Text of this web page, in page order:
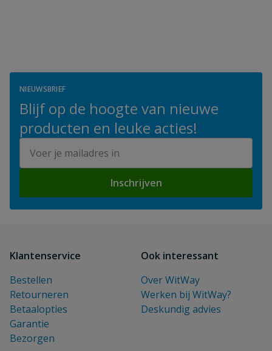
NIEUWSBRIEF
Blijf op de hoogte van nieuwe
producten en leuke acties!
Inschrijven
Klantenservice
Bestellen
Retourneren
Betaalopties
Garantie
Bezorgen
Ook interessant
Over WitWay
Werken bij WitWay?
Deskundig advies